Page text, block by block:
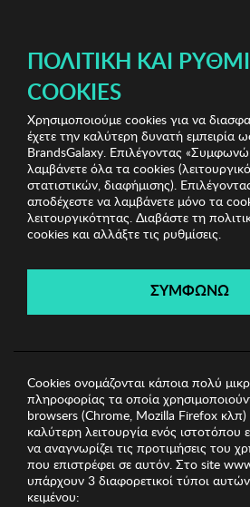
Homewear & Underwear Bazaar
Homewear &
Bazaar Vol.2
Λήγει σε: 00ημέρες | 00ώρες 00
Filters
καμπάνιες!
ΠΟΛΙΤΙΚΉ ΚΑΙ
COOKIES
Χρησιμοποιούμε cookies για να
έχετε την καλύτερη δυνατή εμπειρία
BrandsGalaxy. Επιλέγοντας
λαμβάνετε όλα τα cookies
στατιστικών, διαφήμισης).
αποδέχεστε να λαμβάνετε μόνο τα
λειτουργικότητας. Διαβάστε τη
cookies και αλλάξτε τις ρυθμίσεις.
ΣΥΜΦΩΝΩ
Cookies ονομάζονται κάποια πολύ
πληροφορίας τα οποία
browsers (Chrome, Mozilla Firefox κλπ)
καλύτερη λειτουργία ενός ιστοτόπου
να αναγνωρίζει τις προτιμήσεις του
που επιστρέφει σε αυτόν. Στο site
υπάρχουν 3 διαφορετικοί τύποι
κειμένου: